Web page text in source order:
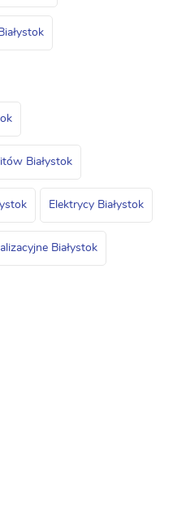
Białystok
Elektrycy Białystok
Białystok